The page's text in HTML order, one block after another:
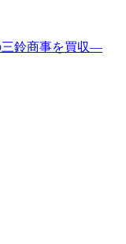
三鈴商事を買収―